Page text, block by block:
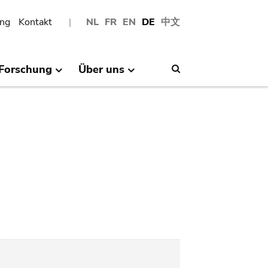
NL FR EN DE 中文
Kontakt
Über uns